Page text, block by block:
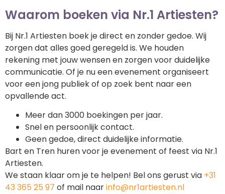
Waarom boeken via Nr.1 Artiesten?
Bij Nr.1 Artiesten boek je direct en zonder gedoe. Wij
zorgen dat alles goed geregeld is. We houden
rekening met jouw wensen en zorgen voor duidelijke
communicatie. Of je nu een evenement organiseert
voor een jong publiek of op zoek bent naar een
opvallende act.
Meer dan 3000 boekingen per jaar.
Snel en persoonlijk contact.
Geen gedoe, direct duidelijke informatie.
Bart en Tren huren voor je evenement of feest via Nr.1
Artiesten.
We staan klaar om je te helpen! Bel ons gerust via +31
43 365 25 97 of mail naarinfo@nr1artiesten.nl